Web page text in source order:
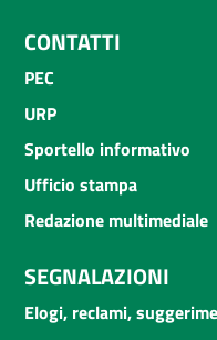
CONTATTI
PEC
URP
Sportello informativo
Ufficio stampa
Redazione multimediale
SEGNALAZIONI
Elogi, reclami,